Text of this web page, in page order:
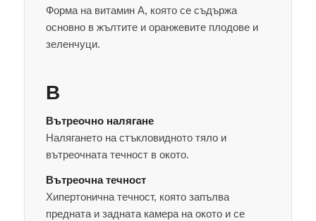
Форма на витамин А, която се съдържа
основно в жълтите и оранжевите плодове и
зеленчуци.
В
Вътреочно налягане
Налягането на стъкловидното тяло и
вътреочната течност в окото.
Вътреочна течност
Хипертонична течност, която запълва
предната и задната камера на окото и се